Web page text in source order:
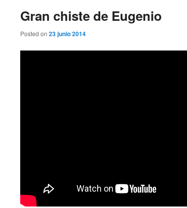
Gran chiste de Eugenio
Posted on 23 junio 2014